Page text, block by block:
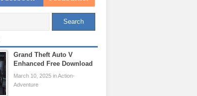
Grand Theft Auto V
Enhanced Free Download
March 10, 2025 in Action-
Adventure